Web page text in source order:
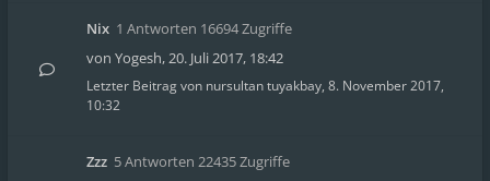
Nix 1 Antworten 16694 Zugriffe
von Yogesh,20. Juli 2017, 18:42
Letzter Beitrag von nursultan tuyakbay, 8. November 2017,
10:32
Zzz 5 Antworten 22435 Zugriffe